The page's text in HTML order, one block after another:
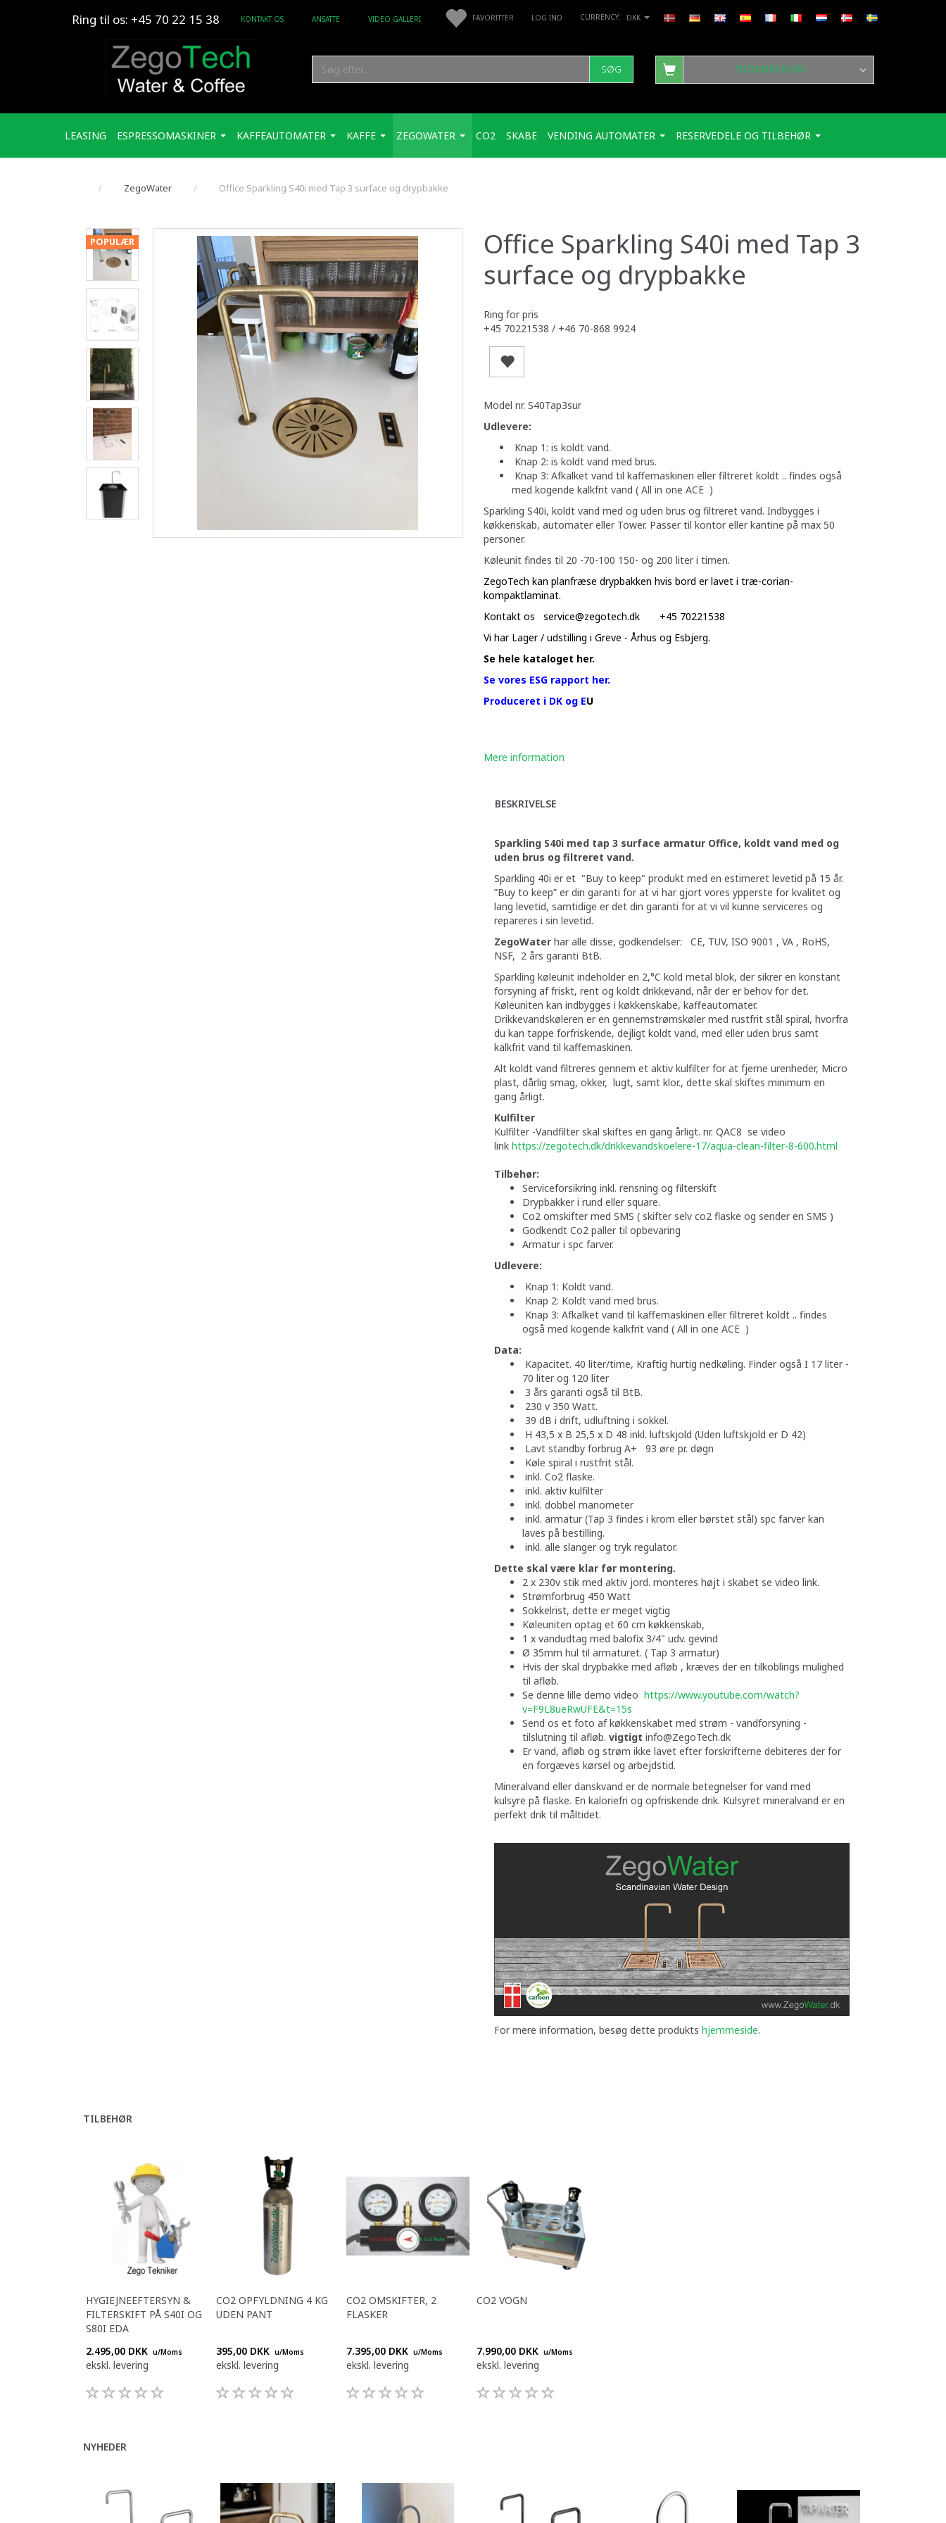
DKK
FAVORITTER LOG IND
Ring til os: +45 70 22 15 38 KONTAKT OS ANSATTE VIDEO GALLERI
SØG INDKØBSKURV
LEASING ESPRESSOMASKINER KAFFEAUTOMATER KAFFE ZEGOWATER CO2 SKABE VENDING AUTOMATER RESERVEDELE OG TILBEHØR
ZegoWater Office Sparkling S40i med Tap 3 surface og drypbakke
POPULÆR
Office Sparkling S40i med Tap 3
surface og drypbakke
Ring for pris
+45 70221538 / +46 70-868 9924
Model nr. S40Tap3sur
Udlevere:
Knap 1: is koldt vand.
Knap 2: is koldt vand med brus.
Knap 3: Afkalket vand til kaffemaskinen eller filtreret koldt .. findes også
med kogende kalkfrit vand ( All in one ACE )
Sparkling S40i, koldt vand med og uden brus og filtreret vand. Indbygges i
køkkenskab, automater eller Tower. Passer til kontor eller kantine på max 50
personer.
Køleunit findes til 20 -70-100 150- og 200 liter i timen.
ZegoTech kan planfræse drypbakken hvis bord er lavet i træ-corian-
kompaktlaminat.
Kontakt os service@zegotech.dk
+45 70221538
Vi har Lager / udstilling i Greve - Århus og Esbjerg.
Se hele kataloget her.
Se vores ESG rapport her.
Produceret i DK og EU
Mere information
BESKRIVELSE
Sparkling S40i med tap 3 surface armatur Office, koldt vand med og
uden brus og filtreret vand.
Sparkling 40i er et "Buy to keep" produkt med en estimeret levetid på 15 år.
”Buy to keep” er din garanti for at vi har gjort vores ypperste for kvalitet og
lang levetid, samtidige er det din garanti for at vi vil kunne serviceres og
repareres i sin levetid.
ZegoWater har alle disse, godkendelser:
CE, TUV, ISO 9001 , VA , RoHS,
NSF, 2 års garanti BtB.
Sparkling køleunit indeholder en 2,°C kold metal blok, der sikrer en konstant
forsyning af friskt, rent og koldt drikkevand, når der er behov for det.
Køleuniten kan indbygges i køkkenskabe, kaffeautomater.
Drikkevandskøleren er en gennemstrømskøler med rustfrit stål spiral, hvorfra
du kan tappe forfriskende, dejligt koldt vand, med eller uden brus samt
kalkfrit vand til kaffemaskinen.
Alt koldt vand filtreres gennem et aktiv kulfilter for at fjerne urenheder, Micro
plast, dårlig smag, okker, lugt, samt klor., dette skal skiftes minimum en
gang årligt.
Kulfilter
Kulfilter -Vandfilter skal skiftes en gang årligt. nr. QAC8 se video
link https://zegotech.dk/drikkevandskoelere-17/aqua-clean-filter-8-600.html
Tilbehør:
Serviceforsikring inkl. rensning og filterskift
Drypbakker i rund eller square.
Co2 omskifter med SMS ( skifter selv co2 flaske og sender en SMS )
Godkendt Co2 paller til opbevaring
Armatur i spc farver.
Udlevere:
Knap 1: Koldt vand.
Knap 2: Koldt vand med brus.
Knap 3: Afkalket vand til kaffemaskinen eller filtreret koldt .. findes
også med kogende kalkfrit vand ( All in one ACE )
Data:
Kapacitet. 40 liter/time, Kraftig hurtig nedkøling. Finder også I 17 liter -
70 liter og 120 liter
3 års garanti også til BtB.
230 v 350 Watt.
39 dB i drift, udluftning i sokkel.
H 43,5 x B 25,5 x D 48 inkl. luftskjold (Uden luftskjold er D 42)
Lavt standby forbrug A+ 93 øre pr. døgn
Køle spiral i rustfrit stål.
inkl. Co2 flaske.
inkl. aktiv kulfilter
inkl. dobbel manometer
inkl. armatur (Tap 3 findes i krom eller børstet stål) spc farver kan
laves på bestilling.
inkl. alle slanger og tryk regulator.
Dette skal være klar før montering.
2 x 230v stik med aktiv jord. monteres højt i skabet se video link.
Strømforbrug 450 Watt
Sokkelrist, dette er meget vigtig
Køleuniten optag et 60 cm køkkenskab,
1 x vandudtag med balofix 3/4" udv. gevind
Ø 35mm hul til armaturet. ( Tap 3 armatur)
Hvis der skal drypbakke med afløb , kræves der en tilkoblings mulighed
til afløb.
Se denne lille demo video https://www.youtube.com/watch?
v=F9L8ueRwUFE&t=15s
Send os et foto af køkkenskabet med strøm - vandforsyning -
tilslutning til afløb. vigtigt info@ZegoTech.dk
Er vand, afløb og strøm ikke lavet efter forskrifterne debiteres der for
en forgæves kørsel og arbejdstid.
Mineralvand eller danskvand er de normale betegnelser for vand med
kulsyre på flaske. En kaloriefri og opfriskende drik. Kulsyret mineralvand er en
perfekt drik til måltidet.
For mere information, besøg dette produkts hjemmeside.
TILBEHØR
HYGIEJNEEFTERSYN &
FILTERSKIFT PÅ S40I OG
S80I EDA
2.495,00 DKK u/Moms
ekskl. levering
CO2 OPFYLDNING 4 KG
UDEN PANT
395,00 DKK u/Moms
ekskl. levering
CO2 OMSKIFTER, 2
FLASKER
7.395,00 DKK u/Moms
ekskl. levering
CO2 VOGN
7.990,00 DKK u/Moms
ekskl. levering
NYHEDER